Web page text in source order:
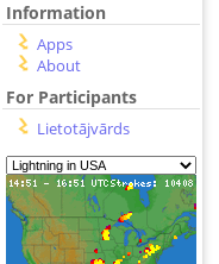
Information
Apps
About
For Participants
Lietotājvārds